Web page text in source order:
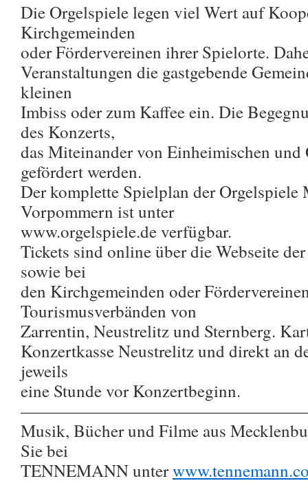
Die Orgelspiele legen viel Wert auf
Kirchgemeinden
oder Fördervereinen ihrer Spielorte.
Veranstaltungen die gastgebende
kleinen
Imbiss oder zum Kaffee ein. Die
des Konzerts,
das Miteinander von Einheimischen und
gefördert werden.
Der komplette Spielplan der Orgelspiele
Vorpommern ist unter
www.orgelspiele.de verfügbar.
Tickets sind online über die Webseite
sowie bei
den Kirchgemeinden oder
Tourismusverbänden von
Zarrentin, Neustrelitz und Sternberg.
Konzertkasse Neustrelitz und direkt an
jeweils
eine Stunde vor Konzertbeginn.
Musik, Bücher und Filme aus
Sie bei
TENNEMANN unter